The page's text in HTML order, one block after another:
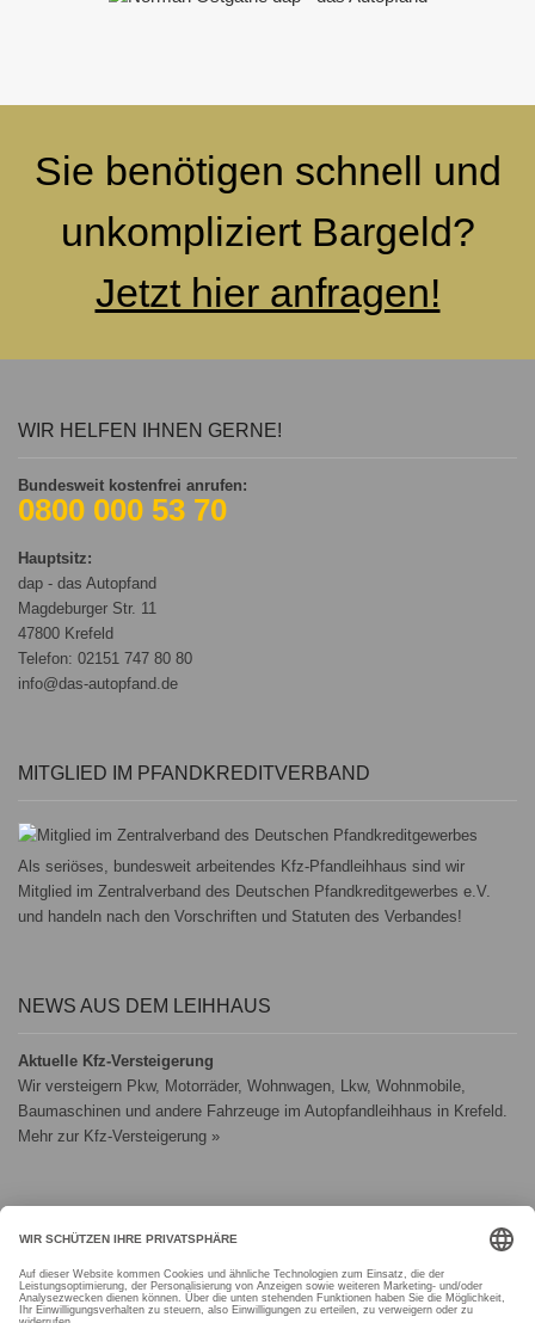
Sie benötigen schnell und
unkompliziert Bargeld?
Jetzt hier anfragen!
WIR HELFEN IHNEN GERNE!
Bundesweit kostenfrei anrufen:
0800 000 53 70
Hauptsitz:
dap - das Autopfand
Magdeburger Str. 11
47800 Krefeld
Telefon: 02151 747 80 80
info@das-autopfand.de
MITGLIED IM PFANDKREDITVERBAND
Als seriöses, bundesweit arbeitendes Kfz-Pfandleihhaus sind wir
Mitglied im Zentralverband des Deutschen Pfandkreditgewerbes e.V.
und handeln nach den Vorschriften und Statuten des Verbandes!
NEWS AUS DEM LEIHHAUS
Aktuelle Kfz-Versteigerung
Wir versteigern Pkw, Motorräder, Wohnwagen, Lkw, Wohnmobile,
Baumaschinen und andere Fahrzeuge im Autopfandleihhaus in Krefeld.
Mehr zur Kfz-Versteigerung »
Aktuelle Informationen aus unseren Pfandhäusern sowie zu unseren
Kfz-Auktionen erhalten Sie auch in den sozialen Netzwerken.